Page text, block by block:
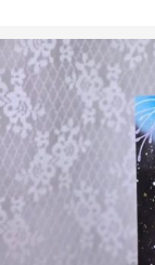
Ønsk